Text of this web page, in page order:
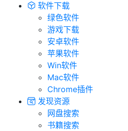
软件下载
绿色软件
游戏下载
安卓软件
苹果软件
Win软件
Mac软件
Chrome插件
发现资源
网盘搜索
书籍搜索